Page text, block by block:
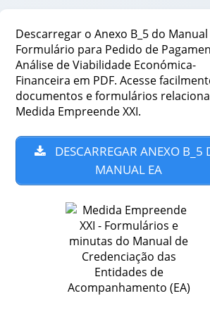
Descarregar o Anexo B_5 do Manual
Formulário para Pedido de
Análise de Viabilidade Económica-
Financeira em PDF. Acesse
documentos e formulários
Medida Empreende XXI.
DESCARREGAR ANEXO B_5
MANUAL EA